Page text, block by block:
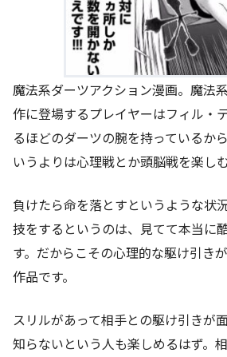
魔法系ダーツアクション漫画。魔法
作に登場するプレイヤーはフィル・
るほどのダーツの腕を持っているか
いうよりは心理戦とか頭脳戦を楽し
負けたら命を落とすというような状
技をするというのは、見てて本当に
す。だからこその心理的な駆け引き
作品です。
スリルがあって相手との駆け引きが
知らないという人も楽しめるはず。